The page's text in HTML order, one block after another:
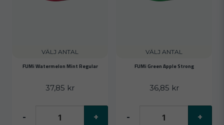
VÄLJ ANTAL
FUMi Watermelon Mint Regular
37,85 kr
- +
VÄLJ ANTAL
FUMi Green Apple Strong
36,85 kr
- +